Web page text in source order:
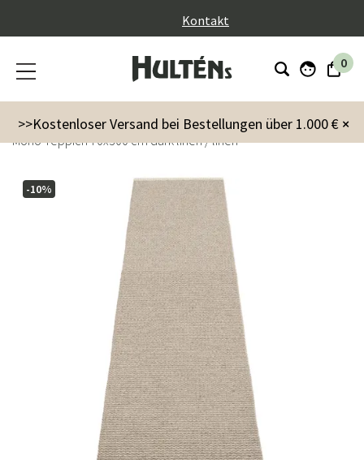
Kontakt
0
×
>>Kostenloser Versand bei Bestellungen über 1.000 €
Garten Gartenzubehör
Teppiche für draußen
Mono Teppich 70x300 cm dark linen / linen
-10%